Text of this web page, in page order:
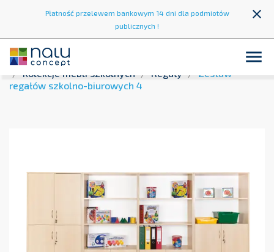
Płatność przelewem bankowym 14 dni dla podmiotów
publicznych !
close

Strona główna
Meble szkolne
Kolekcje mebli szkolnych
Regały
Zestaw
regałów szkolno-biurowych 4